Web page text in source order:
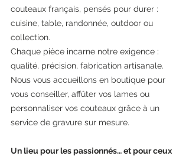
couteaux français, pensés pour durer :
cuisine, table, randonnée, outdoor ou
collection.
Chaque pièce incarne notre exigence :
qualité, précision, fabrication artisanale.
Nous vous accueillons en boutique pour
vous conseiller, affûter vos lames ou
personnaliser vos couteaux grâce à un
service de gravure sur mesure.
Un lieu pour les passionnés… et pour ceux